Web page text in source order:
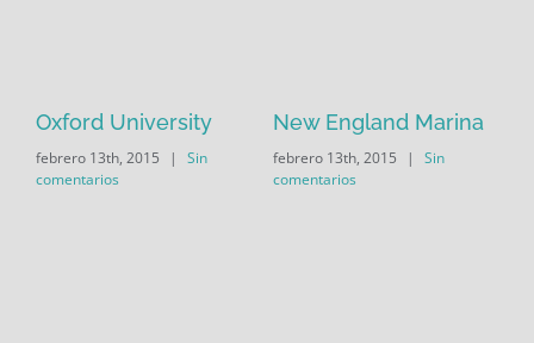
Oxford University
febrero 13th, 2015 |
Sin
comentarios
New England Marina
febrero 13th, 2015 |
Sin
comentarios